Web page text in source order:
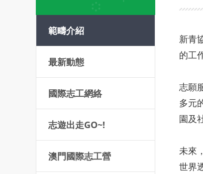
範疇介紹
最新動態
國際志工網絡
志遊出走GO~!
澳門國際志工營
新青
的工
志願
多元
園及
未來
世界